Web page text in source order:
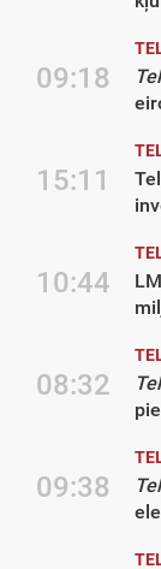
09:18
15:11
10:44
08:32
09:38